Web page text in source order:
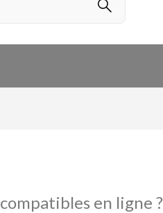
en ligne ?